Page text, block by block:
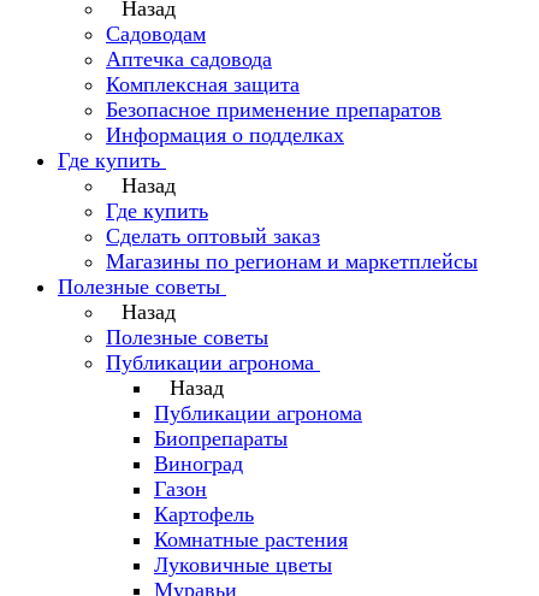
Назад
Садоводам
Аптечка садовода
Комплексная защита
Безопасное применение препаратов
Информация о подделках
Где купить
Назад
Где купить
Сделать оптовый заказ
Магазины по регионам и маркетплейсы
Полезные советы
Назад
Полезные советы
Публикации агронома
Назад
Публикации агронома
Биопрепараты
Виноград
Газон
Картофель
Комнатные растения
Луковичные цветы
Муравьи